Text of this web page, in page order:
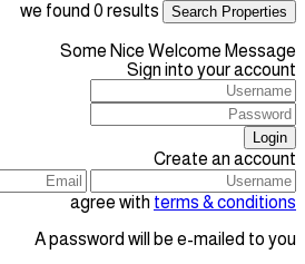
Search Properties
we found 0 results
Some Nice Welcome Message
Sign into your account
Login
Create an account
agree with terms & conditions
A password will be e-mailed to you